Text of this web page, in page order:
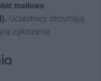
mailowo
Uczestnicy otrzymają
zgłoszenie.